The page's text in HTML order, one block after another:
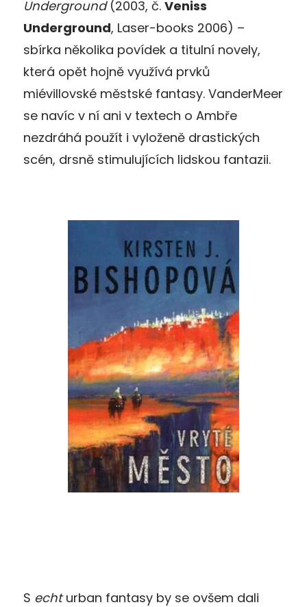
Underground(2003, č. Veniss
Underground, Laser-books 2006) –
sbírka několika povídek a titulní novely,
která opět hojně využívá prvků
miévillovské městské fantasy. VanderMeer
se navíc v ní ani v textech o Ambře
nezdráhá použít i vyloženě drastických
scén, drsně stimulujících lidskou fantazii.
S echturban fantasy by se ovšem dali